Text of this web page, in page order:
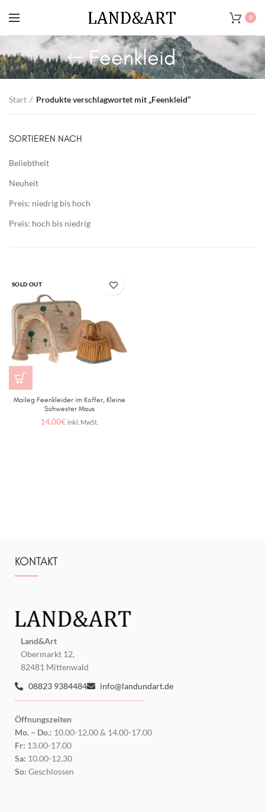
0
Feenkleid
Start Produkte verschlagwortet mit „Feenkleid“
SORTIEREN NACH
Beliebtheit
Neuheit
Preis: niedrig bis hoch
Preis: hoch bis niedrig
SOLD OUT
Maileg Feenkleider im Koffer, Kleine
Schwester Maus
14.00€ inkl. MwSt.
KONTAKT
Land&Art
Obermarkt 12,
82481 Mittenwald
08823 9384484
info@landundart.de
Öffnungszeiten
Mo. – Do.: 10.00-12.00 & 14.00-17.00
Fr: 13.00-17.00
Sa: 10.00-12.30
So: Geschlossen